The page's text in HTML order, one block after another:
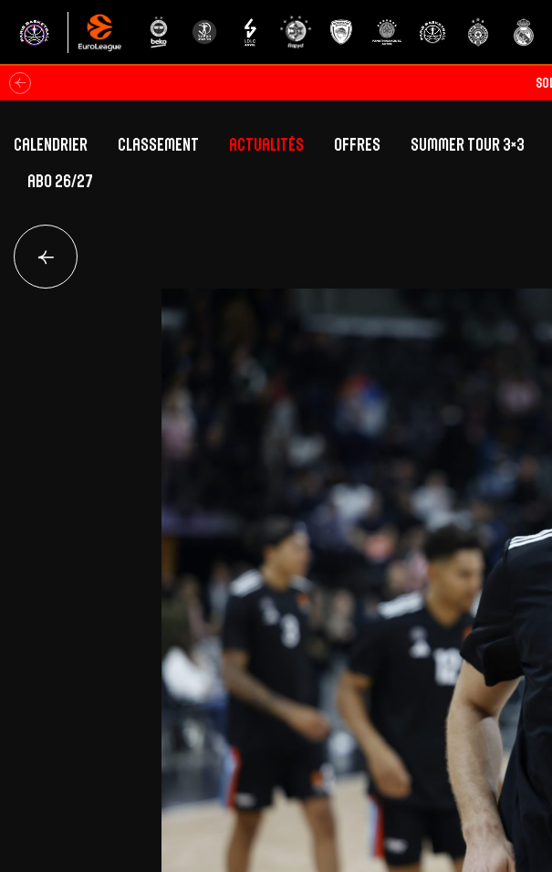
Calendrier
Classement
Classement Betclic Elite
Actualités
Offres
SUMMER TOUR 3×3
ABO 26/27
Équipe Première
Classement EuroLeague
Effectif
Offres Grand Public Offres Hospitalités
Courtside Club
Central House
Suites